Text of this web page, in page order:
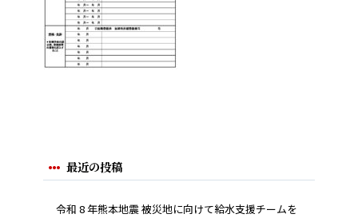
最近の投稿
令和 8 年熊本地震 被災地に向けて給水支援チームを